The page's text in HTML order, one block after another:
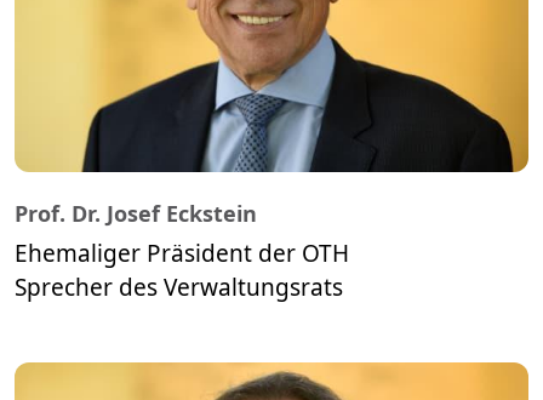
Prof. Dr. Josef Eckstein
Ehemaliger Präsident der OTH
​​​​​​​Sprecher des Verwaltungsrats